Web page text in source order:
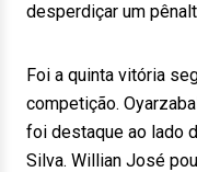
desperdiçar um
Foi a quinta vitória
competição.
foi destaque ao lado
Silva. Willian José